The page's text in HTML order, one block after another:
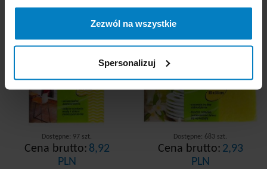
Zezwól na wszystkie
Spersonalizuj
Dostępne: 97 szt.
Cena brutto: 8,92
PLN
Dostępne: 683 szt.
Cena brutto: 2,93
PLN